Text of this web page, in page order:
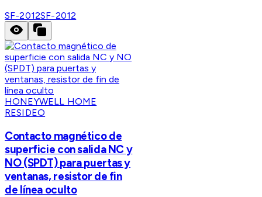
SF-2012SF-2012
HONEYWELL HOME
RESIDEO
Contacto magnético de
superficie con salida NC y
NO (SPDT) para puertas y
ventanas, resistor de fin
de línea oculto